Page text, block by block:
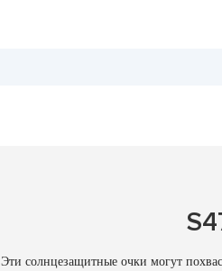
Эти солнцезащитные очки могут